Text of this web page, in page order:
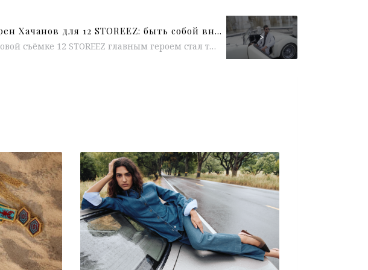
Карен Хачанов для 12 STOREEZ: быть собой вне игры
В новой съёмке 12 STOREEZ главным героем стал теннисист Карен Хачанов — не просто спортсмен, а человек с тонкой внутренней...
>